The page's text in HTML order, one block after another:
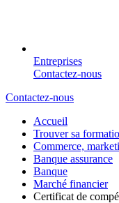
Entreprises
Contactez-nous
Contactez-nous
Accueil
Trouver sa
Commerce,
Banque assurance
Banque
Marché financier
Certificat de